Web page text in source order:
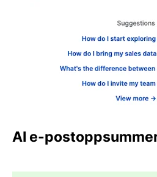
AI e-